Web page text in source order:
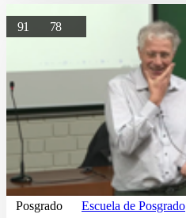
91 78
Posgrado Escuela de Posgrado